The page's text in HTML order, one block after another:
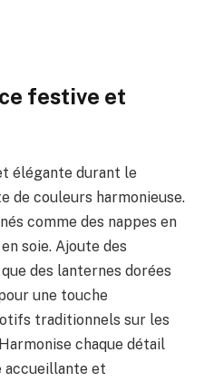
festive et
élégante durant le
de couleurs harmonieuse.
comme des nappes en
soie. Ajoute des
des lanternes dorées
une touche
traditionnels sur les
chaque détail
accueillante et